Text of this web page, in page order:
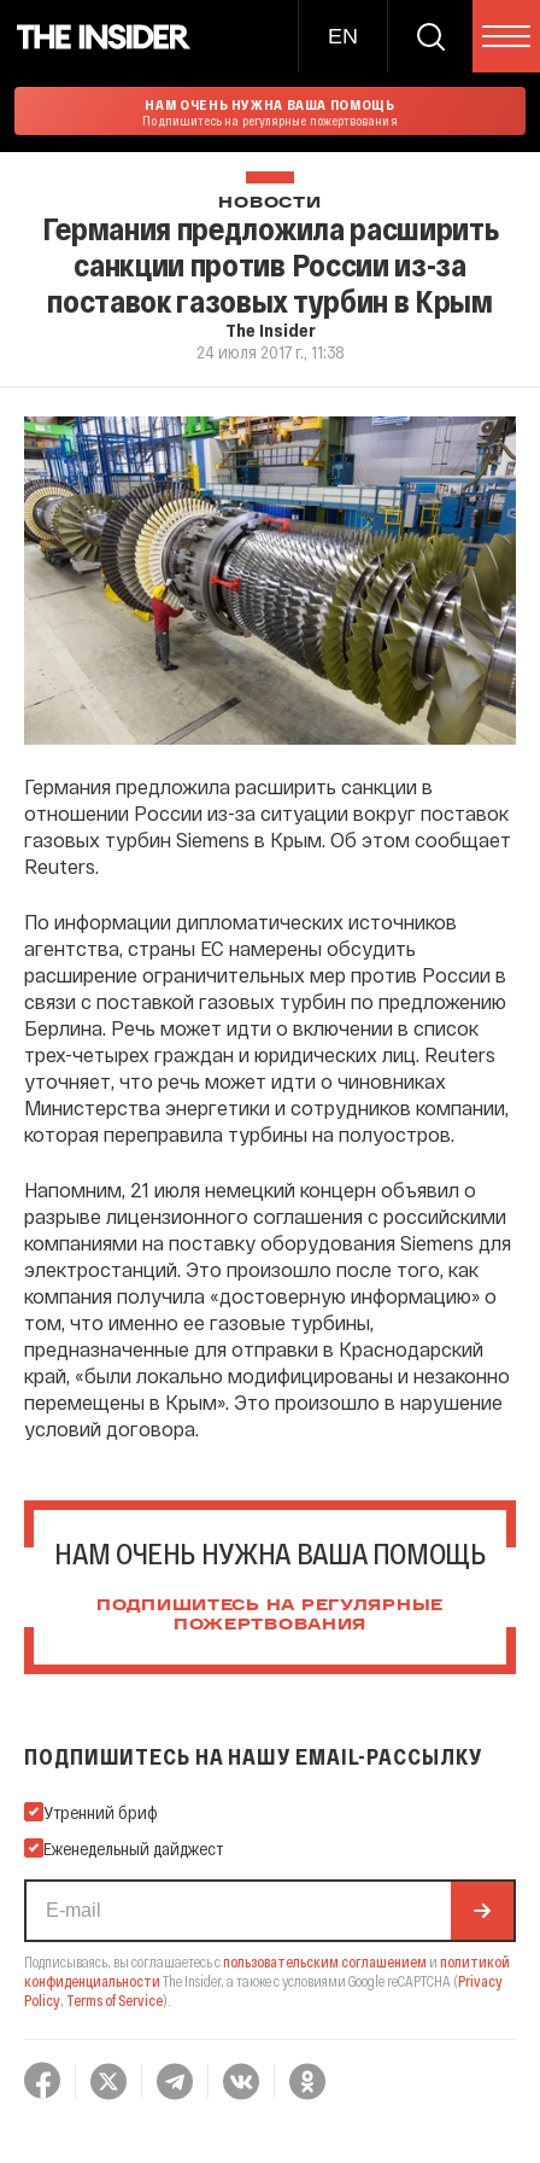
EN
НАМ ОЧЕНЬ НУЖНА ВАША ПОМОЩЬ
Подпишитесь на регулярные пожертвования
НОВОСТИ
Германия предложила расширить
санкции против России из-за
поставок газовых турбин в Крым
The Insider
24 июля 2017 г., 11:38
Германия предложила расширить санкции в
отношении России из-за ситуации вокруг поставок
газовых турбин Siemens в Крым. Об этом сообщает
Reuters.
По информации дипломатических источников
агентства, страны ЕС намерены обсудить
расширение ограничительных мер против России в
связи с поставкой газовых турбин по предложению
Берлина. Речь может идти о включении в список
трех-четырех граждан и юридических лиц. Reuters
уточняет, что речь может идти о чиновниках
Министерства энергетики и сотрудников компании,
которая переправила турбины на полуостров.
Напомним, 21 июля немецкий концерн объявил о
разрыве лицензионного соглашения с российскими
компаниями на поставку оборудования Siemens для
электростанций. Это произошло после того, как
компания получила «достоверную информацию» о
том, что именно ее газовые турбины,
предназначенные для отправки в Краснодарский
край, «были локально модифицированы и незаконно
перемещены в Крым». Это произошло в нарушение
условий договора.
НАМ ОЧЕНЬ НУЖНА ВАША ПОМОЩЬ
ПОДПИШИТЕСЬ НА РЕГУЛЯРНЫЕ
ПОЖЕРТВОВАНИЯ
ПОДПИШИТЕСЬ НА НАШУ EMAIL-РАССЫЛКУ
Подпишитесь на нашу Email-рассылку
Утренний бриф
Еженедельный дайджест
Подписываясь, вы соглашаетесь спользовательским соглашением и политикой
конфиденциальности The Insider, а также с условиями Google reCAPTCHA (Privacy
Policy, Terms of Service).